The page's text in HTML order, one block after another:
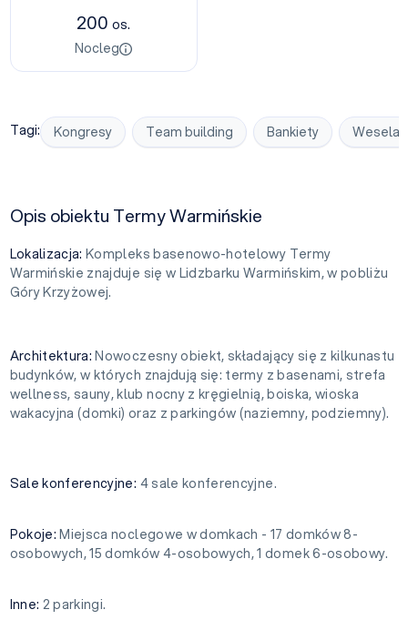
200os.
Nocleg
Tagi: Kongresy Team building Bankiety Wesela
Opis obiektu Termy Warmińskie
Lokalizacja:Kompleks basenowo-hotelowy Termy
Warmińskie znajduje się w Lidzbarku Warmińskim, w pobliżu
Góry Krzyżowej.
Architektura:Nowoczesny obiekt, składający się z kilkunastu
budynków, w których znajdują się: termy z basenami, strefa
wellness, sauny, klub nocny z kręgielnią, boiska, wioska
wakacyjna (domki) oraz z parkingów (naziemny, podziemny).
Sale konferencyjne: 4 sale konferencyjne.
Pokoje:Miejsca noclegowe w domkach - 17 domków 8-
osobowych, 15 domków 4-osobowych, 1 domek 6-osobowy.
Inne: 2 parkingi.